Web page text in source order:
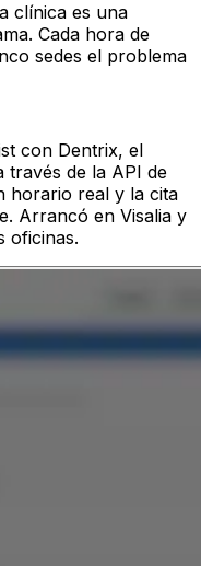
clínica es una
Cada hora de
sedes el problema
con Dentrix, el
través de la API de
horario real y la cita
Arrancó en Visalia y
oficinas.